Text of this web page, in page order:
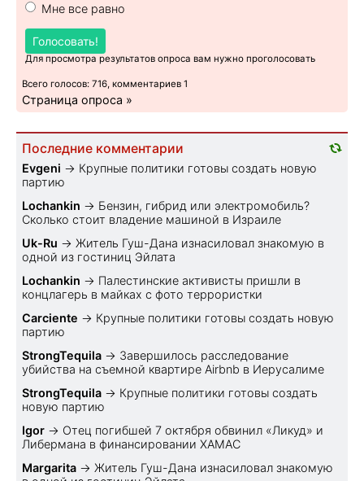
Мне все равно
Голосовать!
Для просмотра результатов опроса вам нужно проголосовать
Всего голосов: 716, комментариев 1
Страница опроса »
Последние комментарии
Evgeni → Крупные политики готовы создать новую
партию
Lochankin → Бензин, гибрид или электромобиль?
Cколько стоит владение машиной в Израиле
Uk-Ru → Житель Гуш-Дана изнасиловал знакомую в
одной из гостиниц Эйлата
Lochankin → Палестинские активисты пришли в
концлагерь в майках с фото террористки
Carciente → Крупные политики готовы создать новую
партию
StrongTequila → Завершилось расследование
убийства на съемной квартире Airbnb в Иерусалиме
StrongTequila → Крупные политики готовы создать
новую партию
Igor → Отец погибшей 7 октября обвинил «Ликуд» и
Либермана в финансировании ХАМАС
Margarita → Житель Гуш-Дана изнасиловал знакомую